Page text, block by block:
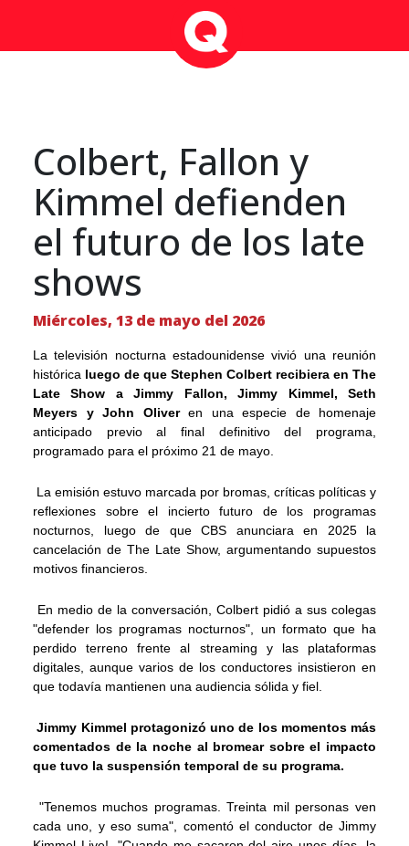
Colbert, Fallon y
Kimmel defienden
el futuro de los late
shows
Miércoles, 13 de mayo del 2026
La televisión nocturna estadounidense vivió una reunión
histórica luego de que Stephen Colbert recibiera en The
Late Show a Jimmy Fallon, Jimmy Kimmel, Seth
Meyers y John Oliver en una especie de homenaje
anticipado previo al final definitivo del programa,
programado para el próximo 21 de mayo.
La emisión estuvo marcada por bromas, críticas políticas y
reflexiones sobre el incierto futuro de los programas
nocturnos, luego de que CBS anunciara en 2025 la
cancelación de The Late Show, argumentando supuestos
motivos financieros.
En medio de la conversación, Colbert pidió a sus colegas
"defender los programas nocturnos", un formato que ha
perdido terreno frente al streaming y las plataformas
digitales, aunque varios de los conductores insistieron en
que todavía mantienen una audiencia sólida y fiel.
Jimmy Kimmel protagonizó uno de los momentos más
comentados de la noche al bromear sobre el impacto
que tuvo la suspensión temporal de su programa.
"Tenemos muchos programas. Treinta mil personas ven
cada uno, y eso suma", comentó el conductor de Jimmy